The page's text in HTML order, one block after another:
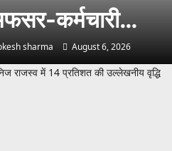
कर्मचारी…
sharma August 6, 2026